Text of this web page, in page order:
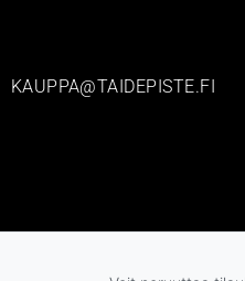
KAUPPA@TAIDEPISTE.FI